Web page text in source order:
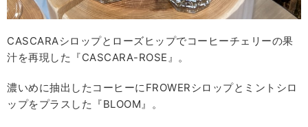
CASCARAシロップとローズヒップでコーヒーチェリーの果
汁を再現した『CASCARA-ROSE』。
濃いめに抽出したコーヒーにFROWERシロップとミントシロ
ップをプラスした『BLOOM』。